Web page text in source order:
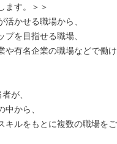
ます。＞＞
活かせる職場から、
プを目指せる職場、
や有名企業の職場などで働
が、
中から、
キルをもとに複数の職場を